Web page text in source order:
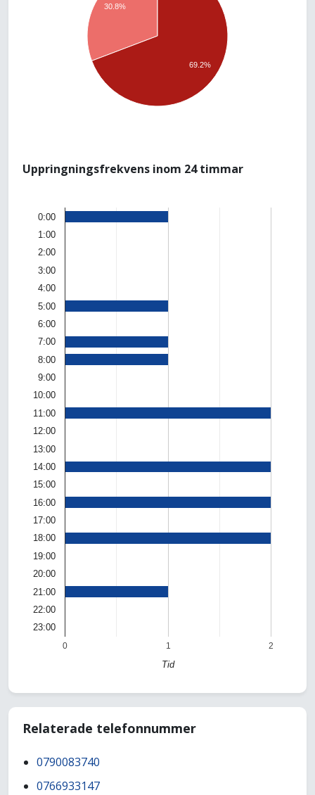
30.8%
69.2%
Uppringningsfrekvens inom 24 timmar
0 1 2
0:00
1:00
2:00
3:00
4:00
5:00
6:00
7:00
8:00
9:00
10:00
11:00
12:00
13:00
14:00
15:00
16:00
17:00
18:00
19:00
20:00
21:00
22:00
23:00
Tid
Relaterade telefonnummer
0790083740
0766933147